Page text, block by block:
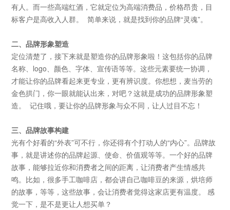
有人。而一些高端红酒，它就定位为高端消费品，价格昂贵，目
标客户是高收入人群。
简单来说，就是找到你的品牌“灵魂”。
二、品牌形象塑造
定位清楚了，接下来就是塑造你的品牌形象啦！这包括你的品牌
名称、 logo、颜色、字体、宣传语等等。这些元素要统一协调，
才能让你的品牌看起来更专业，更有辨识度。你想想，麦当劳的
金色拱门，你一眼就能认出来，对吧？这就是成功的品牌形象塑
造。 记住哦，要让你的品牌形象与众不同，让人过目不忘！
三、品牌故事构建
光有个好看的“外表”可不行，你还得有个打动人的“内心”。品牌故
事，就是讲述你的品牌起源、使命、价值观等等。一个好的品牌
故事，能够拉近你和消费者之间的距离，让消费者产生情感共
鸣。比如，很多手工咖啡店，都会讲自己咖啡豆的来源，烘培师
的故事，等等，这些故事，会让消费者觉得这家店更有温度。 感
觉一下，是不是更让人想买单？